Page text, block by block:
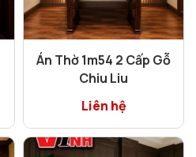
Án Thờ 1m54 2 Cấp Gỗ
Chiu Liu
Liên hệ